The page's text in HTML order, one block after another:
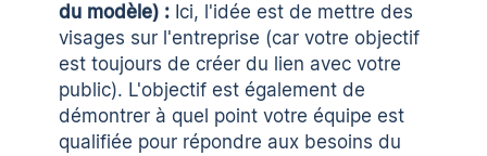
du modèle) : Ici, l'idée est de mettre des
visages sur l'entreprise (car votre objectif
est toujours de créer du lien avec votre
public). L'objectif est également de
démontrer à quel point votre équipe est
qualifiée pour répondre aux besoins du